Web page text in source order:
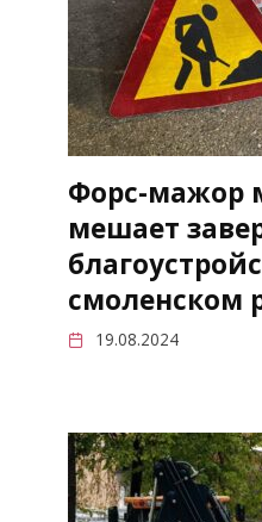
Форс-мажор
мешает
смоленском
19.08.2024